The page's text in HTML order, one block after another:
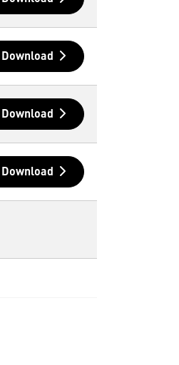
Download
Download
Download